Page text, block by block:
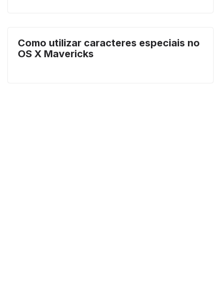
Como utilizar caracteres especiais no
OS X Mavericks